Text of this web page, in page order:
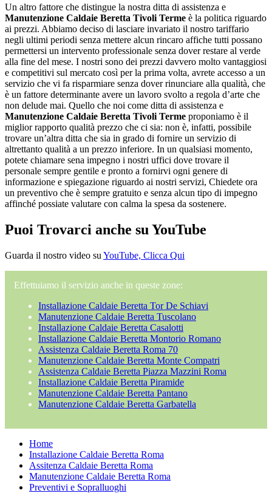
Un altro fattore che distingue la nostra ditta di assistenza e
Manutenzione Caldaie Beretta Tivoli Terme è la politica riguardo
ai prezzi. Abbiamo deciso di lasciare invariato il nostro tariffario
negli ultimi periodi senza mettere alcun rincaro affiche tutti possano
permettersi un intervento professionale senza dover restare al verde
alla fine del mese. I nostri sono dei prezzi davvero molto vantaggiosi
e competitivi sul mercato così per la prima volta, avrete accesso a un
servizio che vi fa risparmiare senza dover rinunciare alla qualità, che
è un fattore determinante avere un lavoro svolto a regola d’arte che
non delude mai. Quello che noi come ditta di assistenza e
Manutenzione Caldaie Beretta Tivoli Terme proponiamo è il
miglior rapporto qualità prezzo che ci sia: non è, infatti, possibile
trovare un’altra ditta che sia in grado di fornire un servizio di
altrettanto qualità a un prezzo inferiore. In un qualsiasi momento,
potete chiamare sena impegno i nostri uffici dove trovare il
personale sempre gentile e pronto a fornirvi ogni genere di
informazione e spiegazione riguardo ai nostri servizi, Chiedete ora
un preventivo che è sempre gratuito e senza alcun tipo di impegno
affinché possiate valutare con calma la spesa da sostenere.
Puoi Trovarci anche su YouTube
Guarda il nostro video su YouTube, Clicca Qui
Effettuiamo il servizio anche in queste zone:
Installazione Caldaie Beretta Tor De Schiavi
Manutenzione Caldaie Beretta Tuscolano
Installazione Caldaie Beretta Casalotti
Installazione Caldaie Beretta Montorio Romano
Assistenza Caldaie Beretta Roma 70
Manutenzione Caldaie Beretta Monte Compatri
Assistenza Caldaie Beretta Piazza Mazzini Roma
Installazione Caldaie Beretta Piramide
Manutenzione Caldaie Beretta Pantano
Manutenzione Caldaie Beretta Garbatella
Home
Installazione Caldaie Beretta Roma
Assitenza Caldaie Beretta Roma
Manutenzione Caldaie Beretta Roma
Preventivi e Sopralluoghi